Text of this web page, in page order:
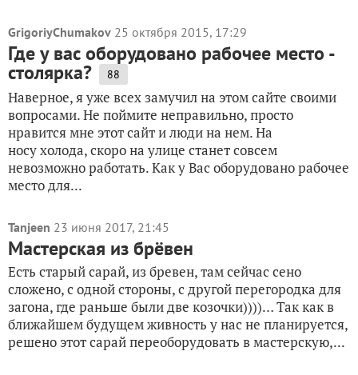
GrigoriyChumakov 25 октября 2015, 17:29
Где у вас оборудовано рабочее место -
столярка? 88
Наверное, я уже всех замучил на этом сайте своими
вопросами. Не поймите неправильно, просто
нравится мне этот сайт и люди на нем. На
носу холода, скоро на улице станет совсем
невозможно работать. Как у Вас оборудовано рабочее
место для...
Tanjeen 23 июня 2017, 21:45
Мастерская из брёвен
Есть старый сарай, из бревен, там сейчас сено
сложено, с одной стороны, с другой перегородка для
загона, где раньше были две козочки))))… Так как в
ближайшем будущем живность у нас не планируется,
решено этот сарай переоборудовать в мастерскую,...